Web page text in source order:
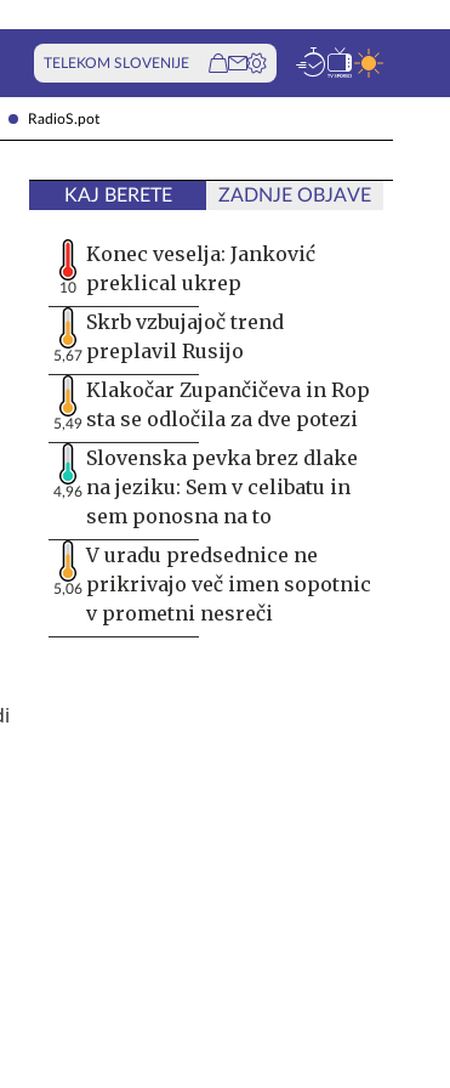
RadioS.pot
TELEKOM SLOVENIJE
KAJ BERETE ZADNJE OBJAVE
10
Konec veselja: Janković
preklical ukrep
5,67
Skrb vzbujajoč trend
preplavil Rusijo
5,49
Klakočar Zupančičeva in Rop
sta se odločila za dve potezi
4,96
Slovenska pevka brez dlake
na jeziku: Sem v celibatu in
sem ponosna na to
5,06
V uradu predsednice ne
prikrivajo več imen sopotnic
v prometni nesreči